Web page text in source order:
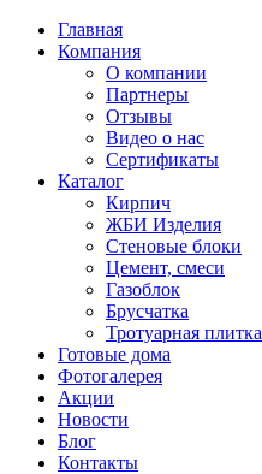
Главная
Компания
О компании
Партнеры
Отзывы
Видео о нас
Сертификаты
Каталог
Кирпич
ЖБИ Изделия
Стеновые блоки
Цемент, смеси
Газоблок
Брусчатка
Тротуарная плитка
Готовые дома
Фотогалерея
Акции
Новости
Блог
Контакты